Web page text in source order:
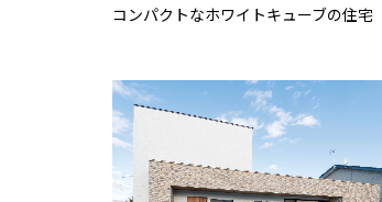
コンパクトなホワイトキューブの住宅